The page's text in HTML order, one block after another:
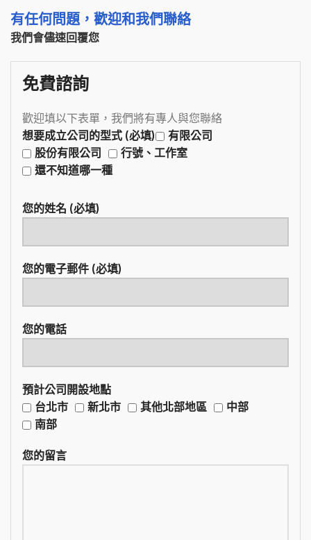
有任何問題，歡迎和我們聯絡
我們會儘速回覆您
免費諮詢
歡迎填以下表單，我們將有專人與您聯絡
想要成立公司的型式 (必填)
有限公司
股份有限公司
行號、工作室
還不知道哪一種
您的姓名 (必填)
您的電子郵件 (必填)
您的電話
預計公司開設地點
台北市
新北市 其他北部地區
中部
南部
您的留言